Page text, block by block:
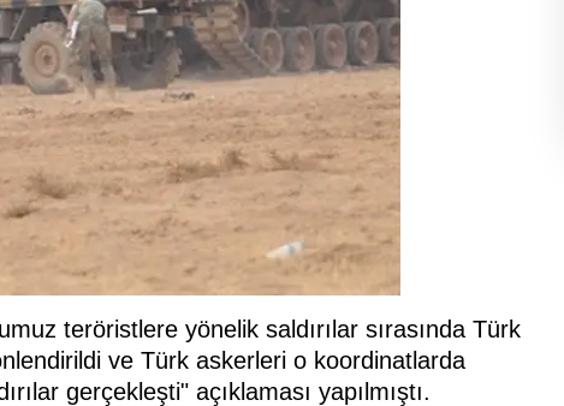
teröristlere yönelik saldırılar sırasında Türk
ve Türk askerleri o koordinatlarda
gerçekleşti" açıklaması yapılmıştı.